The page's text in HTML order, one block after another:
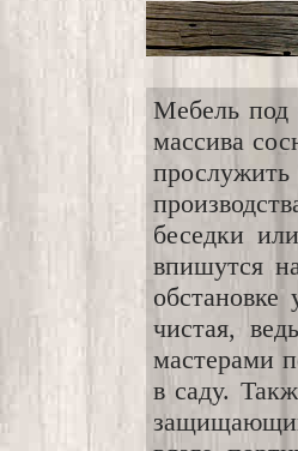
Мебель под
массива
беседки
впишутся
чистая,
мастерами
в саду.